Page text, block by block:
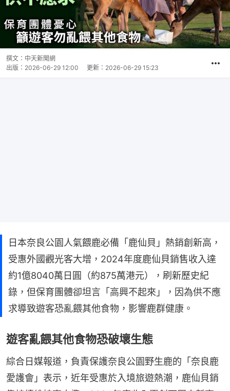
撰文： 中天新聞網
出版： 2026-06-29 12:00 更新： 2026-06-29 15:23
日本奈良公園人氣餵鹿必備「鹿仙貝」熱銷創新高，
受惠外國觀光客大增，2024年度鹿仙貝銷售收入達
約1億8040萬日圓（約875萬港元），刷新歷史紀
錄，但保育團體卻坦言「高興不起來」，因為供不應
求導致遊客恐亂餵其他食物，影響鹿群健康。
遊客亂餵其他食物恐破壞生態
綜合日媒報道，負責保護奈良公園野生鹿的「奈良鹿
愛護會」表示，近年受惠於入境旅遊熱潮，鹿仙貝銷